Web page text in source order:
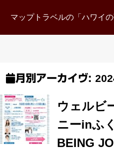
マップトラベルの「ハワイ
月別アーカイヴ:
ウェルビ
ニーinふ
BEING